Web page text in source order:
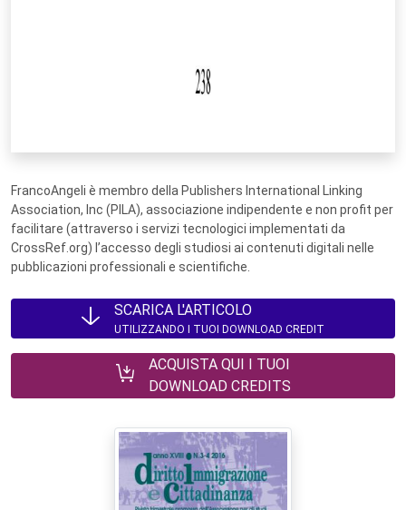
FrancoAngeli è membro della Publishers International Linking
Association, Inc (PILA), associazione indipendente e non profit per
facilitare (attraverso i servizi tecnologici implementati da
CrossRef.org) l’accesso degli studiosi ai contenuti digitali nelle
pubblicazioni professionali e scientifiche.
SCARICA L'ARTICOLO
UTILIZZANDO I TUOI DOWNLOAD CREDIT
ACQUISTA QUI I TUOI
DOWNLOAD CREDITS